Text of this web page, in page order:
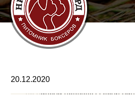
20.12.2020
1. Одри "Тааак....
не надела новые... А если